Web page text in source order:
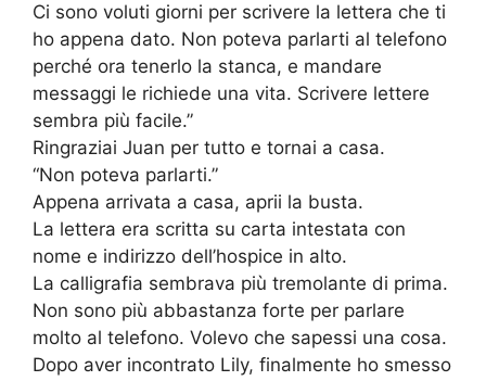
Ci sono voluti giorni per scrivere la lettera che ti
ho appena dato. Non poteva parlarti al telefono
perché ora tenerlo la stanca, e mandare
messaggi le richiede una vita. Scrivere lettere
sembra più facile.”
Ringraziai Juan per tutto e tornai a casa.
“Non poteva parlarti.”
Appena arrivata a casa, aprii la busta.
La lettera era scritta su carta intestata con
nome e indirizzo dell’hospice in alto.
La calligrafia sembrava più tremolante di prima.
Non sono più abbastanza forte per parlare
molto al telefono. Volevo che sapessi una cosa.
Dopo aver incontrato Lily, finalmente ho smesso